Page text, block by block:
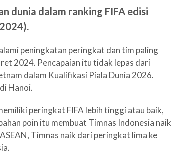
dunia dalam ranking FIFA edisi
peningkatan peringkat dan tim paling
2024. Pencapaian itu tidak lepas dari
dalam Kualifikasi Piala Dunia 2026.
Hanoi.
peringkat FIFA lebih tinggi atau baik,
poin itu membuat Timnas Indonesia naik
Timnas naik dari peringkat lima ke